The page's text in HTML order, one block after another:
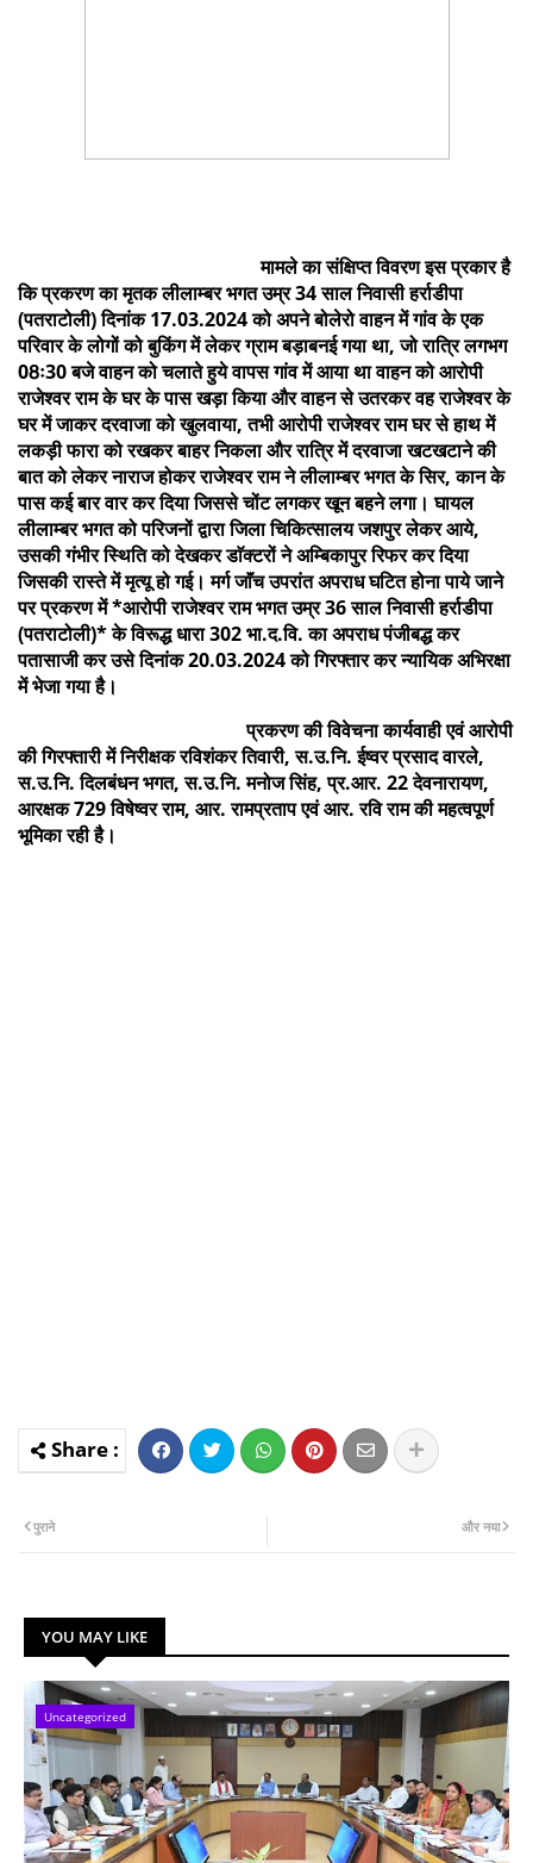
मामले का संक्षिप्त विवरण इस प्रकार है
कि प्रकरण का मृतक लीलाम्बर भगत उम्र 34 साल निवासी हर्राडीपा
(पतराटोली) दिनांक 17.03.2024 को अपने बोलेरो वाहन में गांव के एक
परिवार के लोगों को बुकिंग में लेकर ग्राम बड़ाबनई गया था, जो रात्रि लगभग
08ः30 बजे वाहन को चलाते हुये वापस गांव में आया था वाहन को आरोपी
राजेश्वर राम के घर के पास खड़ा किया और वाहन से उतरकर वह राजेश्वर के
घर में जाकर दरवाजा को खुलवाया, तभी आरोपी राजेश्वर राम घर से हाथ में
लकड़ी फारा को रखकर बाहर निकला और रात्रि में दरवाजा खटखटाने की
बात को लेकर नाराज होकर राजेश्वर राम ने लीलाम्बर भगत के सिर, कान के
पास कई बार वार कर दिया जिससे चोंट लगकर खून बहने लगा। घायल
लीलाम्बर भगत को परिजनों द्वारा जिला चिकित्सालय जशपुर लेकर आये,
उसकी गंभीर स्थिति को देखकर डाॅक्टरों ने अम्बिकापुर रिफर कर दिया
जिसकी रास्ते में मृत्यू हो गई। मर्ग जाॅंच उपरांत अपराध घटित होना पाये जाने
पर प्रकरण में *आरोपी राजेश्वर राम भगत उम्र 36 साल निवासी हर्राडीपा
(पतराटोली)* के विरूद्ध धारा 302 भा.द.वि. का अपराध पंजीबद्ध कर
पतासाजी कर उसे दिनांक 20.03.2024 को गिरफ्तार कर न्यायिक अभिरक्षा
में भेजा गया है।
प्रकरण की विवेचना कार्यवाही एवं आरोपी
की गिरफ्तारी में निरीक्षक रविशंकर तिवारी, स.उ.नि. ईष्वर प्रसाद वारले,
स.उ.नि. दिलबंधन भगत, स.उ.नि. मनोज सिंह, प्र.आर. 22 देवनारायण,
आरक्षक 729 विषेष्वर राम, आर. रामप्रताप एवं आर. रवि राम की महत्वपूर्ण
भूमिका रही है।
और नया
पुराने
YOU MAY LIKE
Uncategorized